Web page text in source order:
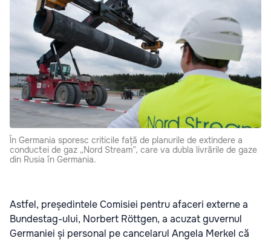
În Germania sporesc criticile față de planurile de extindere a
conductei de gaz „Nord Stream”, care va dubla livrările de gaze
din Rusia în Germania.
Astfel, președintele Comisiei pentru afaceri externe a
Bundestag-ului, Norbert Röttgen, a acuzat guvernul
Germaniei și personal pe cancelarul Angela Merkel că